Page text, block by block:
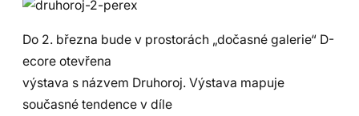
Do 2. března bude v prostorách „dočasné galerie“ D-
ecore otevřena
výstava s názvem Druhoroj. Výstava mapuje
současné tendence v díle